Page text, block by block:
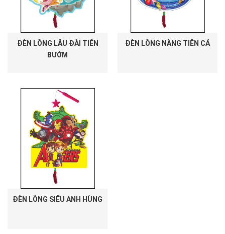
ĐÈN LỒNG LÂU ĐÀI TIÊN
BƯỚM
ĐÈN LỒNG NÀNG TIÊN CÁ
ĐÈN LỒNG SIÊU ANH HÙNG